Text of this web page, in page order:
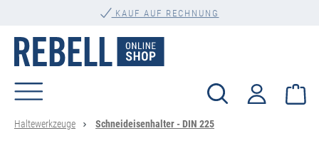
KAUF AUF RECHNUNG
Haltewerkzeuge Schneideisenhalter - DIN 225